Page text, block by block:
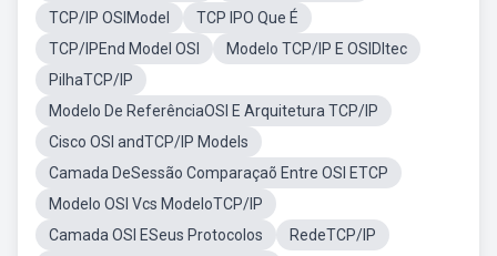
TCP/IP OSIModel
TCP IPO Que É
TCP/IPEnd Model OSI
Modelo TCP/IP E OSIDltec
PilhaTCP/IP
Modelo De ReferênciaOSI E Arquitetura TCP/IP
Cisco OSI andTCP/IP Models
Camada DeSessão Comparaçaõ Entre OSI ETCP
Modelo OSI Vcs ModeloTCP/IP
Camada OSI ESeus Protocolos
RedeTCP/IP